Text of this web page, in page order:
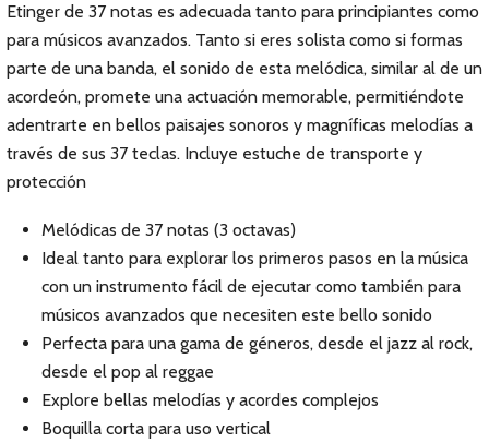
Etinger de 37 notas es adecuada tanto para principiantes como
para músicos avanzados. Tanto si eres solista como si formas
parte de una banda, el sonido de esta melódica, similar al de un
acordeón, promete una actuación memorable, permitiéndote
adentrarte en bellos paisajes sonoros y magníficas melodías a
través de sus 37 teclas. Incluye estuche de transporte y
protección
Melódicas de 37 notas (3 octavas)
Ideal tanto para explorar los primeros pasos en la música
con un instrumento fácil de ejecutar como también para
músicos avanzados que necesiten este bello sonido
Perfecta para una gama de géneros, desde el jazz al rock,
desde el pop al reggae
Explore bellas melodías y acordes complejos
Boquilla corta para uso vertical